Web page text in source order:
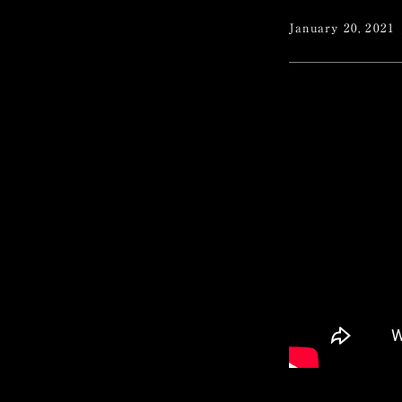
January 20, 2021